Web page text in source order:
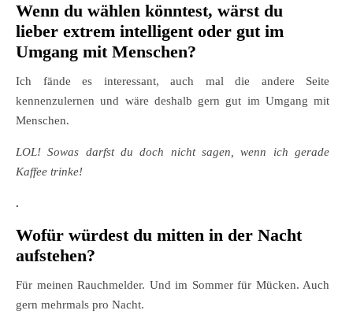
Wenn du wählen könntest, wärst du
lieber extrem intelligent oder gut im
Umgang mit Menschen?
Ich fände es interessant, auch mal die andere Seite
kennenzulernen und wäre deshalb gern gut im Umgang mit
Menschen.
LOL! Sowas darfst du doch nicht sagen, wenn ich gerade
Kaffee trinke!
.
Wofür würdest du mitten in der Nacht
aufstehen?
Für meinen Rauchmelder. Und im Sommer für Mücken. Auch
gern mehrmals pro Nacht.